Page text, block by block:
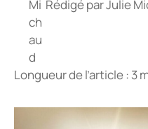
Rédigé parJulie
Longueur de l’article : 3